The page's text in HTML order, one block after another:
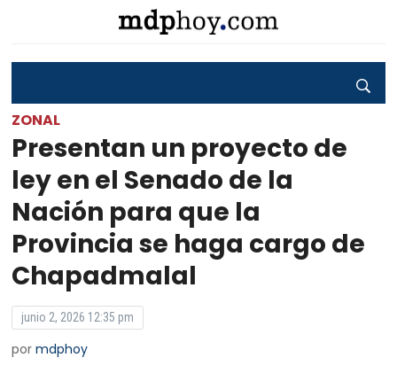
ZONAL
Presentan un proyecto de
ley en el Senado de la
Nación para que la
Provincia se haga cargo de
Chapadmalal
junio 2, 2026 12:35 pm
pormdphoy